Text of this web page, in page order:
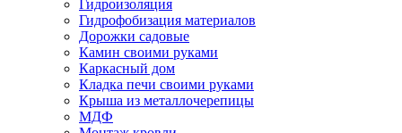
Гидроизоляция
Гидрофобизация материалов
Дорожки садовые
Камин своими руками
Каркасный дом
Кладка печи своими руками
Крыша из металлочерепицы
МДФ